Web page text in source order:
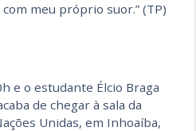
meu próprio suor.” (TP)
e o estudante Élcio Braga
de chegar à sala da
Unidas, em Inhoaíba,